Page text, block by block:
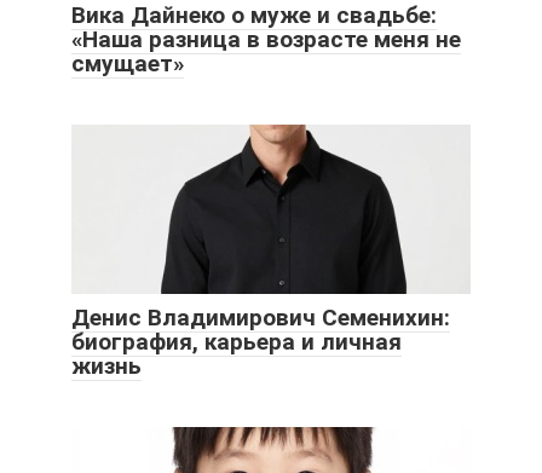
Вика Дайнеко о муже и свадьбе:
«Наша разница в возрасте меня не
смущает»
Денис Владимирович Семенихин:
биография, карьера и личная
жизнь